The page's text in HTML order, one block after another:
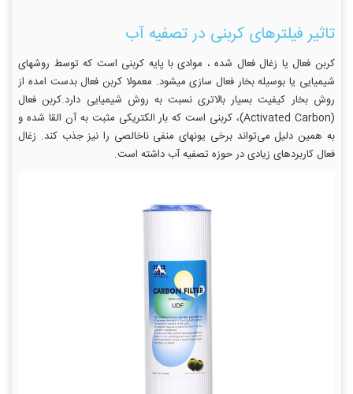
تاثیر فیلترهای کربنی در تصفیه آب
کربن فعال یا زغال فعال شده ، موادی با پایه کربنی است که توسط روشهای
شیمیایی یا بوسیله بخار فعال سازی میشود. معمولا کربن فعال بدست امده از
روش بخار کیفیت بسیار بالاتری نسبت به روش شیمیایی دارد.کربن فعال
(Activated Carbon)، کربنی است که بار الکتریکی مثبت به آن القا شده و
به همین دلیل می‌تواند برخی یونهای منفی ناخالصی را نیز جذب کند. زغال
فعال کاربردهای زیادی در حوزه تصفیه آب داشته است.